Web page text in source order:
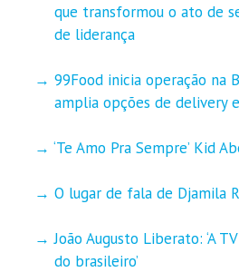
que transformou o ato de
de liderança
99Food inicia operação na
amplia opções de delivery
‘Te Amo Pra Sempre’ Kid
O lugar de fala de Djamila
João Augusto Liberato: ‘A
do brasileiro’